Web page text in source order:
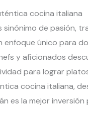
cocina italiana
sinónimo de pasión,
único para
y aficionados
para lograr
cocina italiana,
es la mejor